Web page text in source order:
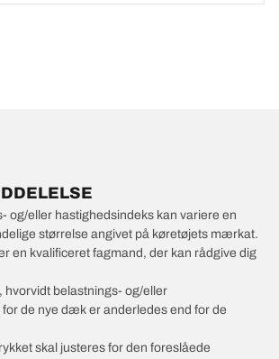
og/eller hastighedsindeks kan variere en
størrelse angivet på køretøjets mærkat.
en kvalificeret fagmand, der kan rådgive dig
hvorvidt belastnings- og/eller
de nye dæk er anderledes end for de
skal justeres for den foreslåede